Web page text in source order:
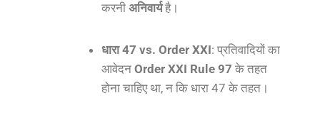
करनी अनिवार्यहै।
धारा 47 vs. Order XXI: प्रतिवादियों का
आवेदन Order XXI Rule 97 के तहत
होना चाहिए था, न कि धारा 47 के तहत।